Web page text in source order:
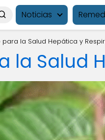
Noticias
para la Salud Hepática y
la Salud